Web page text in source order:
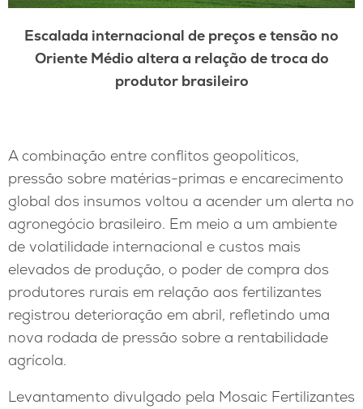
Escalada internacional de preços e tensão no
Oriente Médio altera a relação de troca do
produtor brasileiro
A combinação entre conflitos geopolíticos,
pressão sobre matérias-primas e encarecimento
global dos insumos voltou a acender um alerta no
agronegócio brasileiro. Em meio a um ambiente
de volatilidade internacional e custos mais
elevados de produção, o poder de compra dos
produtores rurais em relação aos fertilizantes
registrou deterioração em abril, refletindo uma
nova rodada de pressão sobre a rentabilidade
agrícola.
Levantamento divulgado pela Mosaic Fertilizantes